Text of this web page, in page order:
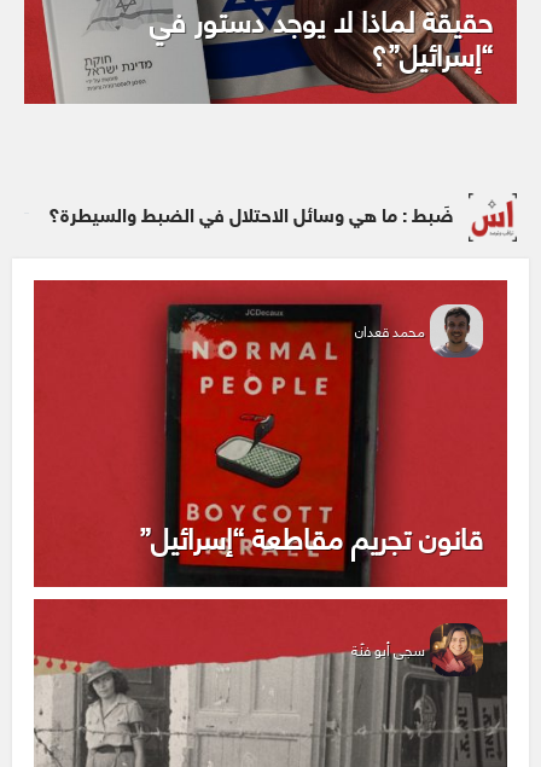
حقيقة لماذا لا يوجد دستور في
“إسرائيل”؟
ضَبط : ما هي وسائل الاحتلال في الضبط والسيطرة؟
محمد قعدان
قانون تجريم مقاطعة “إسرائيل”
سجى أبو فنّة